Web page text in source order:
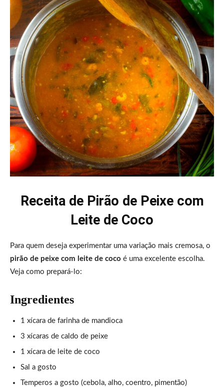
Receita de Pirão de Peixe com
Leite de Coco
Para quem deseja experimentar uma variação mais cremosa, o
pirão de peixe com leite de coco é uma excelente escolha.
Veja como prepará-lo:
Ingredientes
1 xícara de farinha de mandioca
3 xícaras de caldo de peixe
1 xícara de leite de coco
Sal a gosto
Temperos a gosto (cebola, alho, coentro, pimentão)